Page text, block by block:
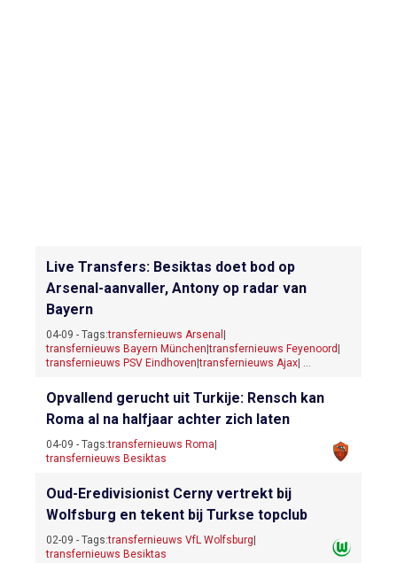
Live Transfers: Besiktas doet bod op
Arsenal-aanvaller, Antony op radar van
Bayern
04-09 - Tags:transfernieuws Arsenal
transfernieuws Bayern München |transfernieuws Feyenoord
transfernieuws PSV Eindhoven |transfernieuws Ajax | ...
Opvallend gerucht uit Turkije: Rensch kan
Roma al na halfjaar achter zich laten
04-09 - Tags:transfernieuws Roma
transfernieuws Besiktas
Oud-Eredivisionist Cerny vertrekt bij
Wolfsburg en tekent bij Turkse topclub
02-09 - Tags:transfernieuws VfL Wolfsburg
transfernieuws Besiktas